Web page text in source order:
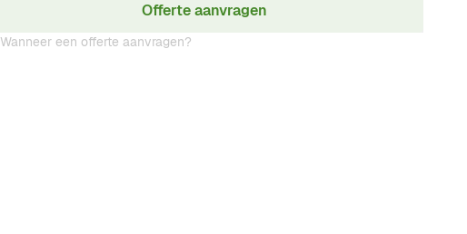
Offerte aanvragen
Wanneer een offerte aanvragen?